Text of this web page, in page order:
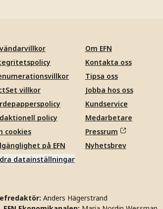
villkor
policy
cookies
på EFN
datainställningar
Om EFN
Kontakta oss
Tipsa oss
Jobba hos oss
Kundservice
Medarbetare
Pressrum
Nyhetsbrev
Anders Hägerstrand